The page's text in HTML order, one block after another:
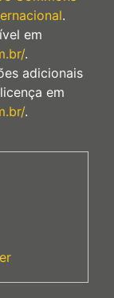
.
em
.
adicionais
em
.